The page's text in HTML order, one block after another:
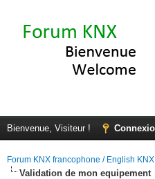
Bienvenue, Visiteur !
Forum KNX francophone / English
Validation de mon equipement